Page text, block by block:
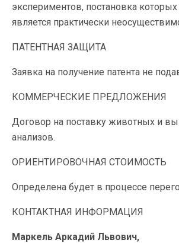
экспериментов, постановка
является практически
ПАТЕНТНАЯ ЗАЩИТА
Заявка на получение патента не
КОММЕРЧЕСКИЕ ПРЕДЛОЖЕНИЯ
Договор на поставку животных и
анализов.
ОРИЕНТИРОВОЧНАЯ СТОИМОСТЬ
Определена будет в процессе
КОНТАКТНАЯ ИНФОРМАЦИЯ
Маркель Аркадий Львович,